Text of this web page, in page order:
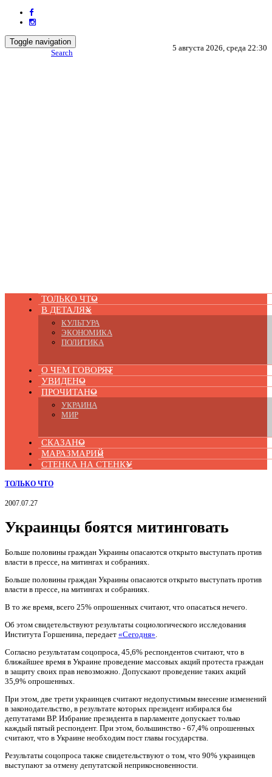
5 августа 2026, среда 22:30
Toggle navigation
Search
ТОЛЬКО ЧТО
В ДЕТАЛЯХ
КУЛЬТУРА
ЭКОНОМИКА
ПОЛИТИКА
О ЧЕМ ГОВОРЯТ
УВИДЕНО
ПРОЧИТАНО
УКРАИНА
МИР
СКАЗАНО
МАРАЗМАРИЙ
СТЕНКА НА СТЕНКУ
ТОЛЬКО ЧТО
2007.07.27
Украинцы боятся митинговать
Больше половины граждан Украины опасаются открыто выступать против
власти в прессе, на митингах и собраниях.
Больше половины граждан Украины опасаются открыто выступать против
власти в прессе, на митингах и собраниях.
В то же время, всего 25% опрошенных считают, что опасаться нечего.
Об этом свидетельствуют результаты социологического исследования
Института Горшенина, передает «Сегодня»
Согласно результатам соцопроса, 45,6% респондентов считают, что в
ближайшее время в Украине проведение массовых акций протеста граждан
в защиту своих прав невозможно. Допускают проведение таких акций
35,9% опрошенных.
При этом, две трети украинцев считают недопустимым внесение изменений
в законодательство, в результате которых президент избирался бы
депутатами ВР. Избрание президента в парламенте допускает только
каждый пятый респондент. При этом, большинство - 67,4% опрошенных
считают, что в Украине необходим пост главы государства.
Результаты соцопроса также свидетельствуют о том, что 90% украинцев
выступают за отмену депутатской неприкосновенности.